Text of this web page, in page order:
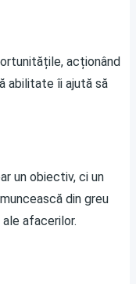
acționând
abilitate îi ajută să
un obiectiv, ci un
din greu
afacerilor.